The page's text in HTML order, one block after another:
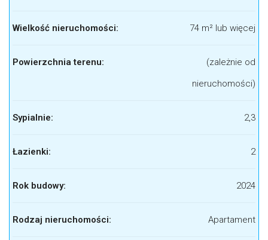
Wielkość nieruchomości: 74 m² lub więcej
Powierzchnia terenu:
(zależnie od
nieruchomości)
Sypialnie: 2,3
Łazienki: 2
Rok budowy: 2024
Rodzaj nieruchomości: Apartament